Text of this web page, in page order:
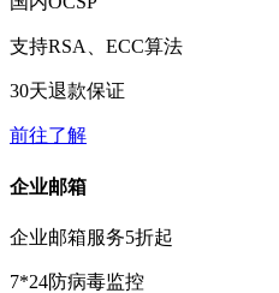
支持RSA、ECC算法
30天退款保证
前往了解
企业邮箱
企业邮箱服务5折起
7*24防病毒监控